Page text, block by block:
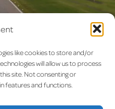
like cookies to store and/or
will allow us to process
site. Not consenting or
features and functions.